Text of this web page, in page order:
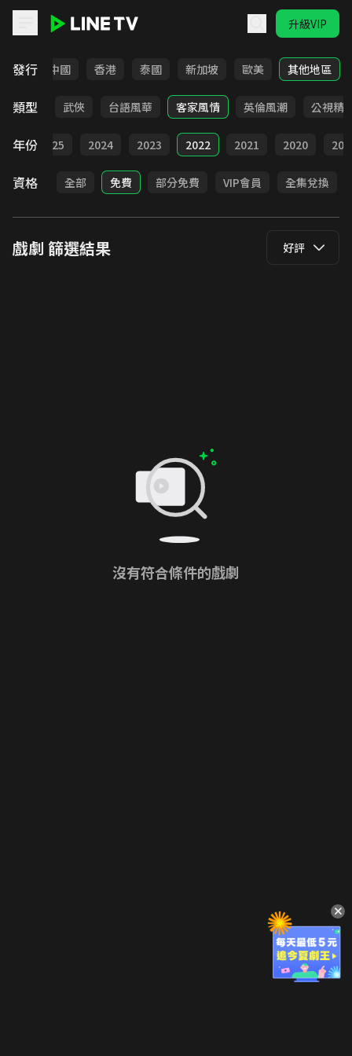
升級VIP
發行
韓國 中國 香港 泰國 新加坡 歐美 其他地區
類型
時代 武俠 台語風華 客家風情 英倫風潮 公視精
年份 2025 2024 2023 2022 2021 2020
資格 全部 免費 部分免費 VIP會員 全集兌換
戲劇 篩選結果 好評
沒有符合條件的戲劇